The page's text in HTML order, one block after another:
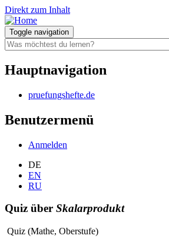
Direkt zum Inhalt
Toggle navigation
Hauptnavigation
pruefungshefte.de
Benutzermenü
Anmelden
DE
EN
RU
Quiz über Skalarprodukt
Quiz (Mathe, Oberstufe)